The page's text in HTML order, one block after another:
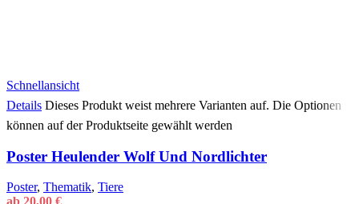
Schnellansicht
Details Dieses Produkt weist mehrere Varianten auf. Die Optionen
können auf der Produktseite gewählt werden
Poster Heulender Wolf Und Nordlichter
Poster, Thematik, Tiere